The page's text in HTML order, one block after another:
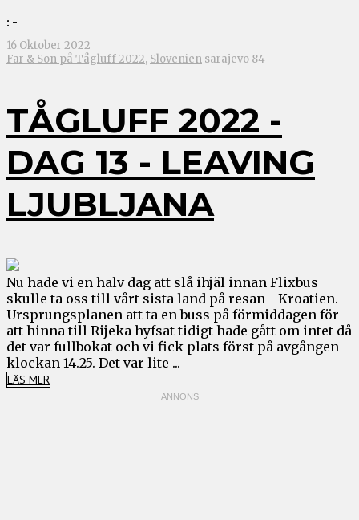
: -
16 Oktober 2022
Far & Son på Tågluff 2022, Slovenien sarajevo 84
TÅGLUFF 2022 -
DAG 13 - LEAVING
LJUBLJANA
Nu hade vi en halv dag att slå ihjäl innan Flixbus
skulle ta oss till vårt sista land på resan - Kroatien.
Ursprungsplanen att ta en buss på förmiddagen för
att hinna till Rijeka hyfsat tidigt hade gått om intet då
det var fullbokat och vi fick plats först på avgången
klockan 14.25. Det var lite ...
LÄS MER